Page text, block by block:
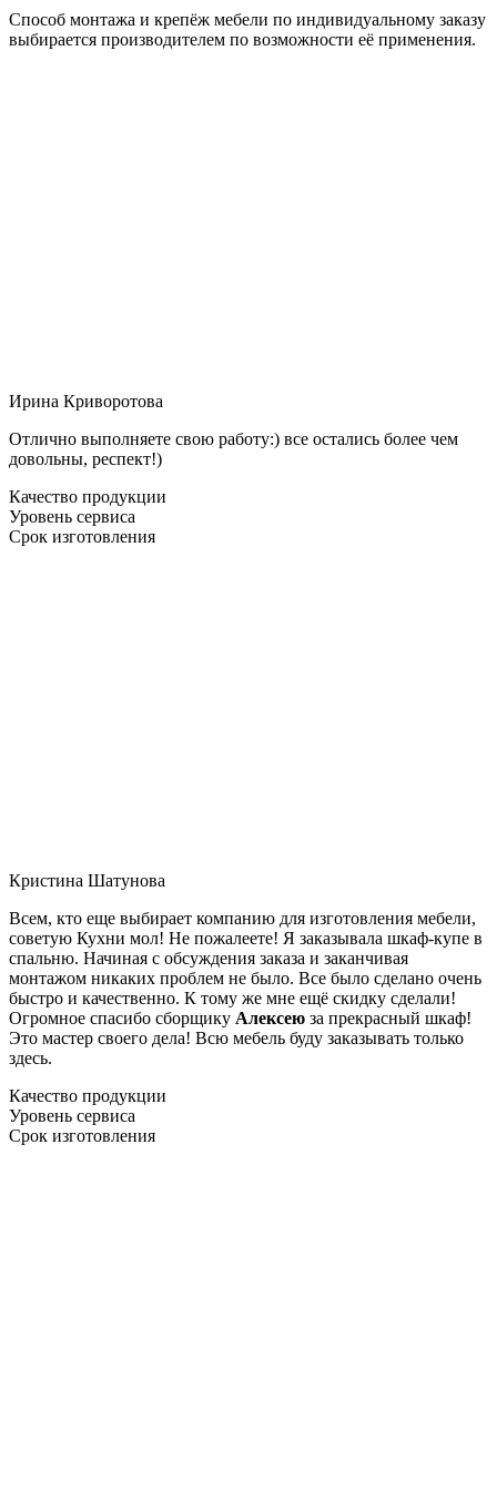
Способ монтажа и крепёж мебели по индивидуальному заказу
выбирается производителем по возможности её применения.
Ирина Криворотова
Отлично выполняете свою работу:) все остались более чем
довольны, респект!)
Качество продукции
Уровень сервиса
Срок изготовления
Кристина Шатунова
Всем, кто еще выбирает компанию для изготовления мебели,
советую Кухни мол! Не пожалеете! Я заказывала шкаф-купе в
спальню. Начиная с обсуждения заказа и заканчивая
монтажом никаких проблем не было. Все было сделано очень
быстро и качественно. К тому же мне ещё скидку сделали!
Огромное спасибо сборщику Алексею за прекрасный шкаф!
Это мастер своего дела! Всю мебель буду заказывать только
здесь.
Качество продукции
Уровень сервиса
Срок изготовления